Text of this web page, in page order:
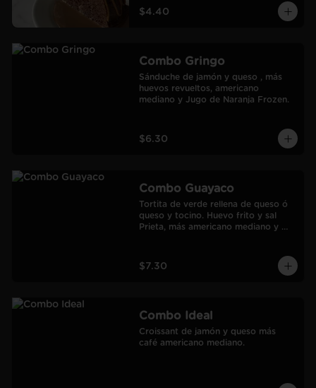
$4.40
Combo Gringo
Sánduche de jamón y queso , más
huevos revueltos, americano
mediano y Jugo de Naranja Frozen.
$6.30
Combo Guayaco
Tortita de verde rellena de queso ó
queso y tocino. Huevo frito y sal
Prieta, más americano mediano y
$7.30
Combo Ideal
Croissant de jamón y queso más
café americano mediano.